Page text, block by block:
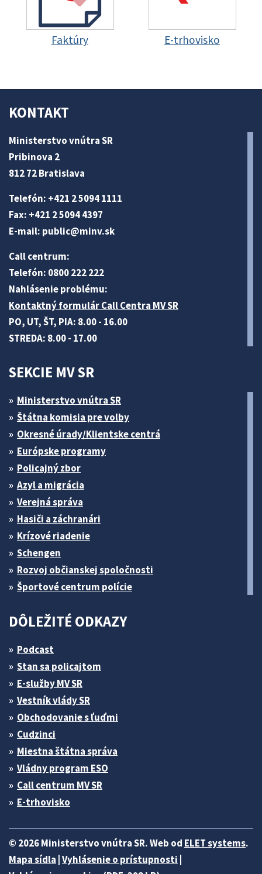
Faktúry E-trhovisko
KONTAKT
Ministerstvo vnútra SR
Pribinova 2
812 72 Bratislava
Telefón: +421 2 5094 1111
Fax: +421 2 5094 4397
E-mail: public@minv.sk
Call centrum:
Telefón: 0800 222 222
Nahlásenie problému:
Kontaktný formulár Call Centra MV SR
PO, UT, ŠT, PIA: 8.00 - 16.00
STREDA: 8.00 - 17.00
SEKCIE MV SR
Ministerstvo vnútra SR
Štátna komisia pre volby
Okresné úrady/Klientske centrá
Európske programy
Policajný zbor
Azyl a migrácia
Verejná správa
Hasiči a záchranári
Krízové riadenie
Schengen
Rozvoj občianskej spoločnosti
Športové centrum polície
DÔLEŽITÉ ODKAZY
Podcast
Stan sa policajtom
E-služby MV SR
Vestník vlády SR
Obchodovanie s ľuďmi
Cudzinci
Miestna štátna správa
Vládny program ESO
Call centrum MV SR
E-trhovisko
© 2026 Ministerstvo vnútra SR. Web od ELET systems.
Mapa sídla Vyhlásenie o prístupnosti